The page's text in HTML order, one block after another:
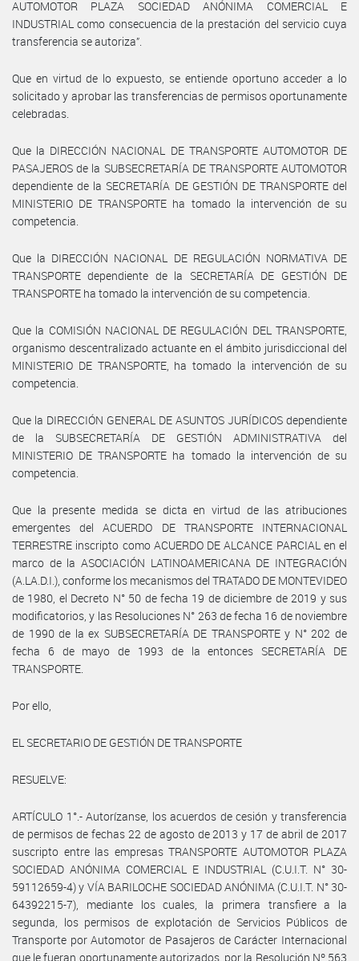
AUTOMOTOR PLAZA SOCIEDAD ANÓNIMA COMERCIAL E
INDUSTRIAL como consecuencia de la prestación del servicio cuya
transferencia se autoriza”.
Que en virtud de lo expuesto, se entiende oportuno acceder a lo
solicitado y aprobar las transferencias de permisos oportunamente
celebradas.
Que la DIRECCIÓN NACIONAL DE TRANSPORTE AUTOMOTOR DE
PASAJEROS de la SUBSECRETARÍA DE TRANSPORTE AUTOMOTOR
dependiente de la SECRETARÍA DE GESTIÓN DE TRANSPORTE del
MINISTERIO DE TRANSPORTE ha tomado la intervención de su
competencia.
Que la DIRECCIÓN NACIONAL DE REGULACIÓN NORMATIVA DE
TRANSPORTE dependiente de la SECRETARÍA DE GESTIÓN DE
TRANSPORTE ha tomado la intervención de su competencia.
Que la COMISIÓN NACIONAL DE REGULACIÓN DEL TRANSPORTE,
organismo descentralizado actuante en el ámbito jurisdiccional del
MINISTERIO DE TRANSPORTE, ha tomado la intervención de su
competencia.
Que la DIRECCIÓN GENERAL DE ASUNTOS JURÍDICOS dependiente
de la SUBSECRETARÍA DE GESTIÓN ADMINISTRATIVA del
MINISTERIO DE TRANSPORTE ha tomado la intervención de su
competencia.
Que la presente medida se dicta en virtud de las atribuciones
emergentes del ACUERDO DE TRANSPORTE INTERNACIONAL
TERRESTRE inscripto como ACUERDO DE ALCANCE PARCIAL en el
marco de la ASOCIACIÓN LATINOAMERICANA DE INTEGRACIÓN
(A.LA.D.I.), conforme los mecanismos del TRATADO DE MONTEVIDEO
de 1980, el Decreto N° 50 de fecha 19 de diciembre de 2019 y sus
modificatorios, y las Resoluciones N° 263 de fecha 16 de noviembre
de 1990 de la ex SUBSECRETARÍA DE TRANSPORTE y N° 202 de
fecha 6 de mayo de 1993 de la entonces SECRETARÍA DE
TRANSPORTE.
Por ello,
EL SECRETARIO DE GESTIÓN DE TRANSPORTE
RESUELVE:
ARTÍCULO 1°.- Autorízanse, los acuerdos de cesión y transferencia
de permisos de fechas 22 de agosto de 2013 y 17 de abril de 2017
suscripto entre las empresas TRANSPORTE AUTOMOTOR PLAZA
SOCIEDAD ANÓNIMA COMERCIAL E INDUSTRIAL (C.U.I.T. N° 30-
59112659-4) y VÍA BARILOCHE SOCIEDAD ANÓNIMA (C.U.I.T. N° 30-
64392215-7), mediante los cuales, la primera transfiere a la
segunda, los permisos de explotación de Servicios Públicos de
Transporte por Automotor de Pasajeros de Carácter Internacional
que le fueran oportunamente autorizados, por la Resolución Nº 563